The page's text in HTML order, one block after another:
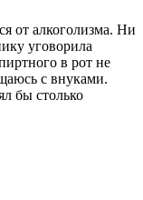
от алкоголизма. Ни
уговорила
в рот не
с внуками.
бы столько